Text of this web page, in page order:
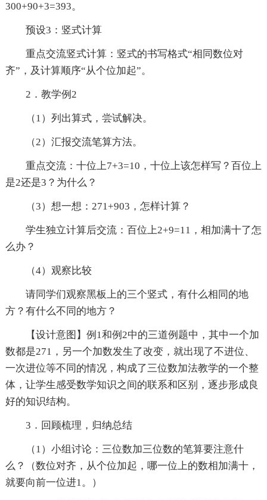
300+90+3=393。
预设3：竖式计算
重点交流竖式计算：竖式的书写格式“相同数位对
齐”，及计算顺序“从个位加起”。
2．教学例2
（1）列出算式，尝试解决。
（2）汇报交流笔算方法。
重点交流：十位上7+3=10，十位上该怎样写？百位上
是2还是3？为什么？
（3）想一想：271+903，怎样计算？
学生独立计算后交流：百位上2+9=11，相加满十了怎
么办？
（4）观察比较
请同学们观察黑板上的三个竖式，有什么相同的地
方？有什么不同的地方？
【设计意图】例1和例2中的三道例题中，其中一个加
数都是271，另一个加数发生了改变，就出现了不进位、
一次进位等不同的情况，构成了三位数加法教学的一个整
体，让学生感受数学知识之间的联系和区别，逐步形成良
好的知识结构。
3．回顾梳理，归纳总结
（1）小组讨论：三位数加三位数的笔算要注意什
么？（数位对齐，从个位加起，哪一位上的数相加满十，
就要向前一位进1。）